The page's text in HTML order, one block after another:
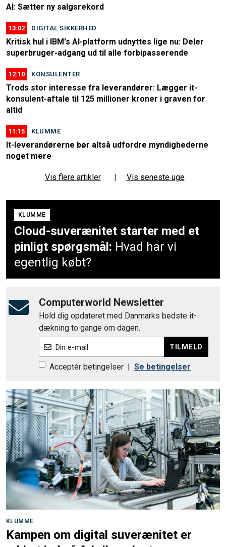
13:02 DIGITAL SIKKERHED
Kritisk hul i IBM's AI-platform udnyttes lige nu: Deler
superbruger-adgang ud til alle forbipasserende
12:10 KONSULENTER
Trods stor interesse fra leverandører: Lægger it-
konsulent-aftale til 125 millioner kroner i graven for
altid
11:15
It-leverandørerne bør altså udfordre myndighederne
noget mere
Vis flere artikler
Cloud-suverænitet starter med et
pinligt spørgsmål: Hvad har vi
egentlig købt?
Computerworld Newsletter
dækning to gange om dagen.
Din e-mail
Acceptér betingelser Se betingelser
Kampen om digital suverænitet er
rykket ind på fabriksgulvet
Annonce